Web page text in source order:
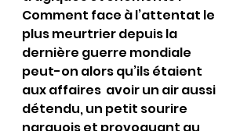
Comment face à l’attentat le
plus meurtrier depuis la
dernière guerre mondiale
peut-on alors qu’ils étaient
aux affaires  avoir un air aussi
détendu, un petit sourire